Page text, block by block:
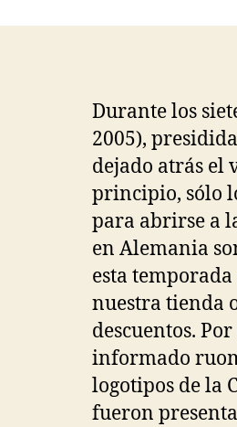
Durante los
2005),
dejado atrás el
principio, sólo
para abrirse a
en Alemania
esta
nuestra tienda
descuentos.
informado
logotipos de la
fueron